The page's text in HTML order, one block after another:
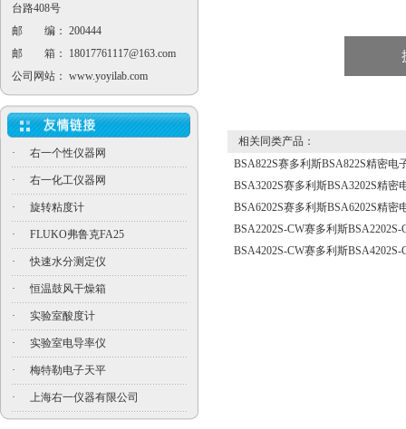
台路408号
邮 编： 200444
邮 箱：
18017761117@163.com
公司网站： www.yoyilab.com
· 右一个性仪器网
· 右一化工仪器网
· 旋转粘度计
· FLUKO弗鲁克FA25
· 快速水分测定仪
· 恒温鼓风干燥箱
· 实验室酸度计
· 实验室电导率仪
· 梅特勒电子天平
· 上海右一仪器有限公司
相关同类产品：
BSA822S赛多利斯BSA822S精密电
BSA3202S赛多利斯BSA3202S精密
BSA6202S赛多利斯BSA6202S精密
BSA2202S-CW赛多利斯
BSA4202S-CW赛多利斯